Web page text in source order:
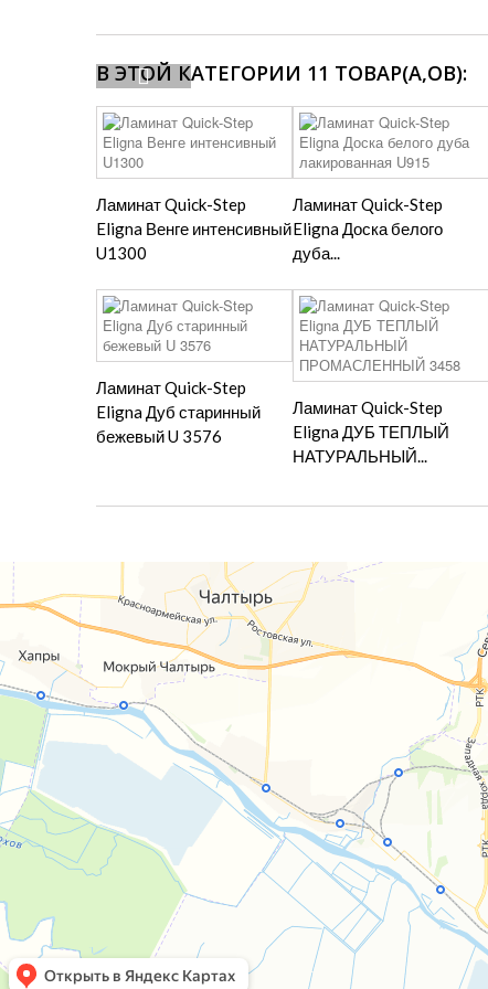
В ЭТОЙ КАТЕГОРИИ 11 ТОВАР(А,ОВ):
Ламинат Quick-Step
Eligna Венге интенсивный
U1300
Ламинат Quick-Step
Eligna Доска белого
дуба...
Ламинат Quick-Step
Eligna Дуб старинный
бежевый U 3576
Ламинат Quick-Step
Eligna ДУБ ТЕПЛЫЙ
НАТУРАЛЬНЫЙ...